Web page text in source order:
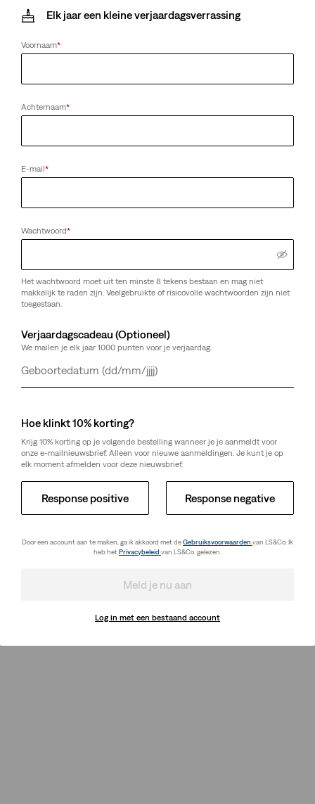
Elk jaar een kleine verjaardagsverrassing
Voornaam*
Achternaam*
E-mail*
Wachtwoord*
Het wachtwoord moet uit ten minste 8 tekens bestaan en mag niet
makkelijk te raden zijn. Veelgebruikte of risicovolle wachtwoorden zijn niet
toegestaan.
Verjaardagscadeau (Optioneel)
We mailen je elk jaar 1000 punten voor je verjaardag.
Dag
Maand
Jaar
Hoe klinkt 10% korting?
Krijg 10% korting op je volgende bestelling wanneer je je aanmeldt voor
onze e-mailnieuwsbrief. Alleen voor nieuwe aanmeldingen. Je kunt je op
elk moment afmelden voor deze nieuwsbrief.
Response positive Response negative
Door een account aan te maken, ga ik akkoord met deGebruiksvoorwaarden van LS&Co. Ik
heb hetPrivacybeleid van LS&Co. gelezen.
Meld je nu aan
Log in met een bestaand account